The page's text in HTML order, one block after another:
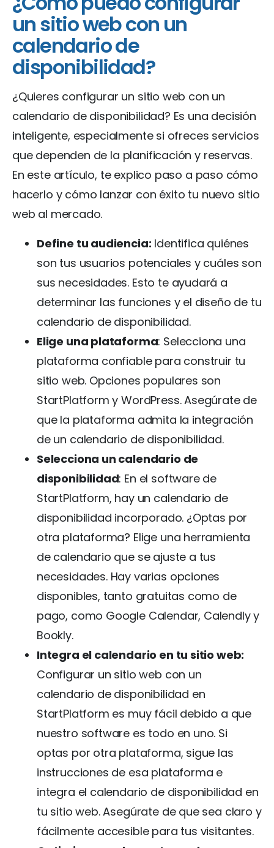
un sitio web con un
calendario de
disponibilidad?
¿Quieres configurar un sitio web con un
calendario de disponibilidad? Es una decisión
inteligente, especialmente si ofreces servicios
que dependen de la planificación y reservas.
En este artículo, te explico paso a paso cómo
hacerlo y cómo lanzar con éxito tu nuevo sitio
web al mercado.
Define tu audiencia: Identifica quiénes
son tus usuarios potenciales y cuáles son
sus necesidades. Esto te ayudará a
determinar las funciones y el diseño de tu
calendario de disponibilidad.
Elige una plataforma: Selecciona una
plataforma confiable para construir tu
sitio web. Opciones populares son
StartPlatform y WordPress. Asegúrate de
que la plataforma admita la integración
de un calendario de disponibilidad.
Selecciona un calendario de
disponibilidad: En el software de
StartPlatform, hay un calendario de
disponibilidad incorporado. ¿Optas por
otra plataforma? Elige una herramienta
de calendario que se ajuste a tus
necesidades. Hay varias opciones
disponibles, tanto gratuitas como de
pago, como Google Calendar, Calendly y
Bookly.
Integra el calendario en tu sitio web:
Configurar un sitio web con un
calendario de disponibilidad en
StartPlatform es muy fácil debido a que
nuestro software es todo en uno. Si
optas por otra plataforma, sigue las
instrucciones de esa plataforma e
integra el calendario de disponibilidad en
tu sitio web. Asegúrate de que sea claro y
fácilmente accesible para tus visitantes.